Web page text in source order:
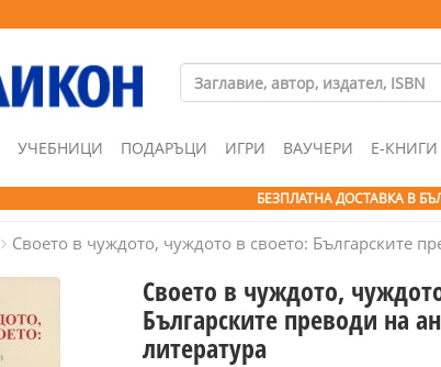
УЧЕБНИЦИ ПОДАРЪЦИ ИГРИ ВАУЧЕРИ Е-КНИГИ
БЕЗПЛАТНА ДОСТАВКА В
Своето в чуждото, чуждото в своето: Българските
Своето в чуждото,
Българските преводи на
литература